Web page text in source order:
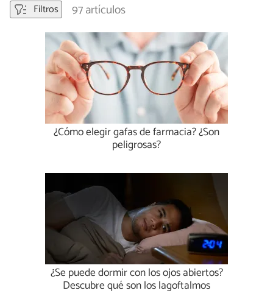
Filtros
97 artículos
¿Cómo elegir gafas de farmacia? ¿Son
peligrosas?
¿Se puede dormir con los ojos abiertos?
Descubre qué son los lagoftalmos